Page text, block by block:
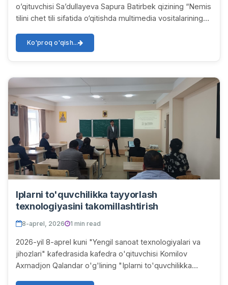
o’qituvchisi Sa’dullayeva Sapura Batirbek qizining “Nemis
tilini chet tili sifatida o‘qitishda multimedia vositalarining
Ko'proq o'qish...
Iplarni to'quvchilikka tayyorlash
texnologiyasini takomillashtirish
8-aprel, 2026 1 min read
2026-yil 8-aprel kuni "Yengil sanoat texnologiyalari va
jihozlari" kafedrasida kafedra o'qituvchisi Komilov
Axmadjon Qalandar o'g'lining "Iplarni to'quvchilikka